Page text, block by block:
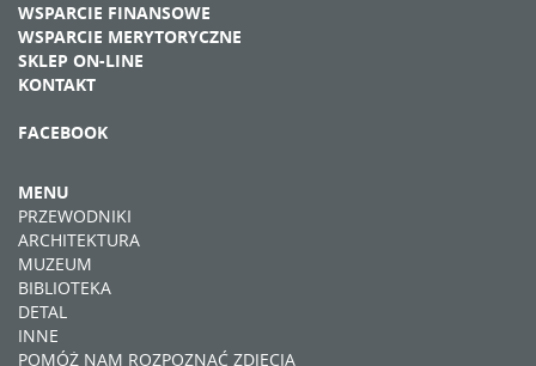
WSPARCIE FINANSOWE
WSPARCIE MERYTORYCZNE
SKLEP ON-LINE
KONTAKT
FACEBOOK
MENU
PRZEWODNIKI
ARCHITEKTURA
MUZEUM
BIBLIOTEKA
DETAL
INNE
POMÓŻ NAM ROZPOZNAĆ ZDJĘCIA